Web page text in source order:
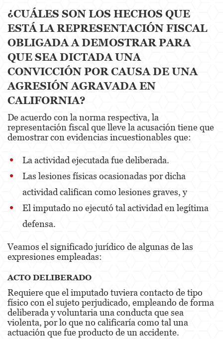
Conducción Imprudente con Presencia de
Alcohol
Conducción Imprudente sin Presencia de
Cuarta Ofensa de DUI
DUI con Pasajeros Menores de 14 Años
DUI en Menores de Edad
Leyes de DUI en el Estado de California
Segunda Ofensa de DUI
Tercera Ofensa de DUI
Disuadir a un Testigo
Homicidio
Homicidio Involuntario
Homicidio Voluntario
¿CUÁLES SON LOS HECHOS QUE
ESTÁ LA REPRESENTACIÓN FISCAL
OBLIGADA A DEMOSTRAR PARA
QUE SEA DICTADA UNA
CONVICCIÓN POR CAUSA DE UNA
AGRESIÓN AGRAVADA EN
CALIFORNIA?
De acuerdo con la norma respectiva, la
representación fiscal que lleve la acusación tiene que
demostrar con evidencias incuestionables que:
La actividad ejecutada fue deliberada.
Las lesiones físicas ocasionadas por dicha
actividad califican como lesiones graves, y
El imputado no ejecutó tal actividad en legítima
defensa.
Veamos el significado jurídico de algunas de las
expresiones empleadas:
ACTO DELIBERADO
Requiere que el imputado tuviera contacto de tipo
físico con el sujeto perjudicado, empleando de forma
deliberada y voluntaria una conducta que sea
violenta, por lo que no calificaría como tal una
actuación que fue producto de un accidente.